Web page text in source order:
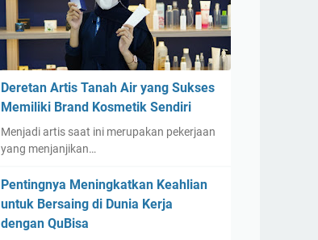
Deretan Artis Tanah Air yang Sukses
Memiliki Brand Kosmetik Sendiri
Menjadi artis saat ini merupakan pekerjaan
yang menjanjikan…
Pentingnya Meningkatkan Keahlian
untuk Bersaing di Dunia Kerja
dengan QuBisa